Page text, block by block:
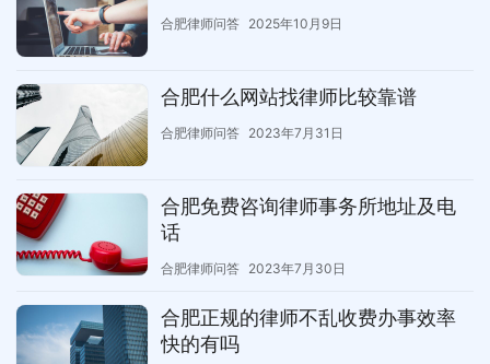
合肥律师问答 2025年10月9日
合肥什么网站找律师比较靠谱
合肥律师问答 2023年7月31日
合肥免费咨询律师事务所地址及电
话
合肥律师问答 2023年7月30日
合肥正规的律师不乱收费办事效率
快的有吗